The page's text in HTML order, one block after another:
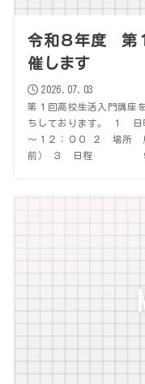
令和８年度 第
催します
2026.07.03
第１回高校生活入門講座
ちしております。 １ 日
～１２：００ ２ 場所
前） ３ 日程 ９